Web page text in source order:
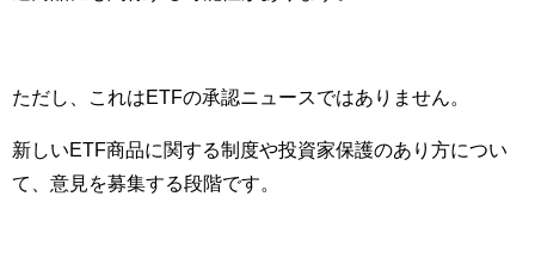
ただし、これはETFの承認ニュースではありません。
新しいETF商品に関する制度や投資家保護のあり方につい
て、意見を募集する段階です。